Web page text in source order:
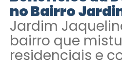
no Bairro
Jardim
bairro que
residenciais e